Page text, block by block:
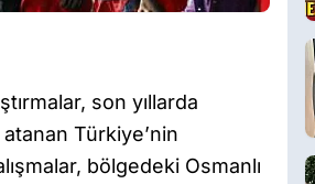
son yıllarda
atanan Türkiye’nin
bölgedeki Osmanlı